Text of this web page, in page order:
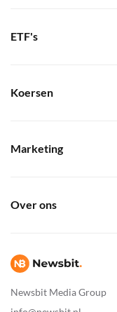
Newsbit Media Group
ETF's
Koersen
Marketing
Over ons